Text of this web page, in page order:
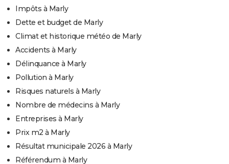
Impôts à Marly
Dette et budget de Marly
Climat et historique météo de Marly
Accidents à Marly
Délinquance à Marly
Pollution à Marly
Risques naturels à Marly
Nombre de médecins à Marly
Entreprises à Marly
Prix m2 à Marly
Résultat municipale 2026 à Marly
Référendum à Marly